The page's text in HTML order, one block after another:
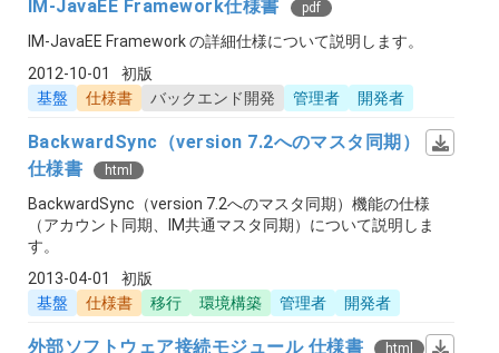
IM-JavaEE Framework仕様書 pdf
IM-JavaEE Framework の詳細仕様について説明します。
2012-10-01
初版
基盤
仕様書 バックエンド開発 管理者 開発者
BackwardSync（version 7.2へのマスタ同期）
仕様書
html
BackwardSync（version 7.2へのマスタ同期）機能の仕様
（アカウント同期、IM共通マスタ同期）について説明しま
す。
2013-04-01
初版
基盤
仕様書 移行 環境構築 管理者 開発者
外部ソフトウェア接続モジュール 仕様書 html